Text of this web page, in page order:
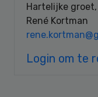
Hartelijke groet,
René Kortman
Login om te